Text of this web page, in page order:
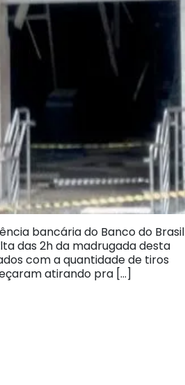
bancária do Banco do Brasil
das 2h da madrugada desta
com a quantidade de tiros
atirando pra […]